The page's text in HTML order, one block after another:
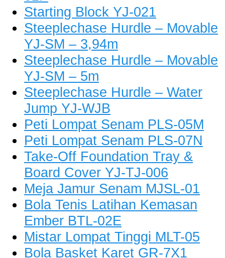
Starting Block YJ-021
Steeplechase Hurdle – Movable
YJ-SM – 3,94m
Steeplechase Hurdle – Movable
YJ-SM – 5m
Steeplechase Hurdle – Water
Jump YJ-WJB
Peti Lompat Senam PLS-05M
Peti Lompat Senam PLS-07N
Take-Off Foundation Tray &
Board Cover YJ-TJ-006
Meja Jamur Senam MJSL-01
Bola Tenis Latihan Kemasan
Ember BTL-02E
Mistar Lompat Tinggi MLT-05
Bola Basket Karet GR-7X1